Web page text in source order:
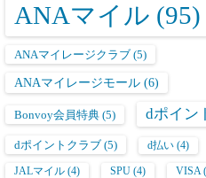
ANAマイル (95)
ANAマイレージクラブ (5)
ANAマイレージモール (6)
Bonvoy会員特典 (5) dポイン
dポイントクラブ (5) d払い (4)
JALマイル (4) SPU (4) VISA